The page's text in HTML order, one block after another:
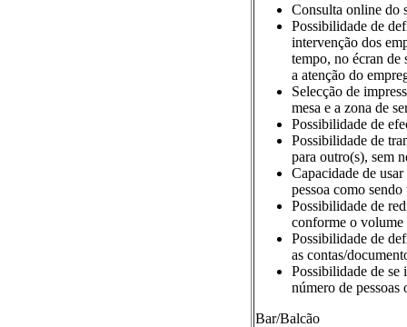
Consulta online do
Possibilidade de
intervenção dos
tempo, no écran de
a atenção do
Selecção de
mesa e a zona de
Possibilidade de
Possibilidade de
para outro(s), sem
Capacidade de
pessoa como sendo
Possibilidade de
conforme o volume
Possibilidade de
as contas/
Possibilidade de se
número de pessoas
Bar/Balcão